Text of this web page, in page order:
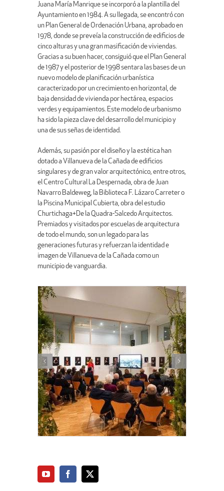
Juana María Manrique se incorporó a la plantilla del
Ayuntamiento en 1984. A su llegada, se encontró con
un Plan General de Ordenación Urbana, aprobado en
1978, donde se preveía la construcción de edificios de
cinco alturas y una gran masificación de viviendas.
Gracias a su buen hacer, consiguió que el Plan General
de 1987 y el posterior de 1998 sentara las bases de un
nuevo modelo de planificación urbanística
caracterizado por un crecimiento en horizontal, de
baja densidad de vivienda por hectárea, espacios
verdes y equipamientos. Este modelo de urbanismo
ha sido la pieza clave del desarrollo del municipio y
una de sus señas de identidad.
Además, su pasión por el diseño y la estética han
dotado a Villanueva de la Cañada de edificios
singulares y de gran valor arquitectónico, entre otros,
el Centro Cultural La Despernada, obra de Juan
Navarro Baldeweg, la Biblioteca F. Lázaro Carreter o
la Piscina Municipal Cubierta, obra del estudio
Churtichaga+De la Quadra-Salcedo Arquitectos.
Premiados y visitados por escuelas de arquitectura
de todo el mundo, son un legado para las
generaciones futuras y refuerzan la identidad e
imagen de Villanueva de la Cañada como un
municipio de vanguardia.